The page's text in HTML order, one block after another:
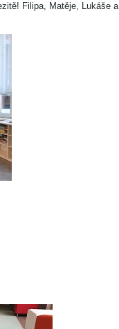
Filipa, Matěje, Lukáše a